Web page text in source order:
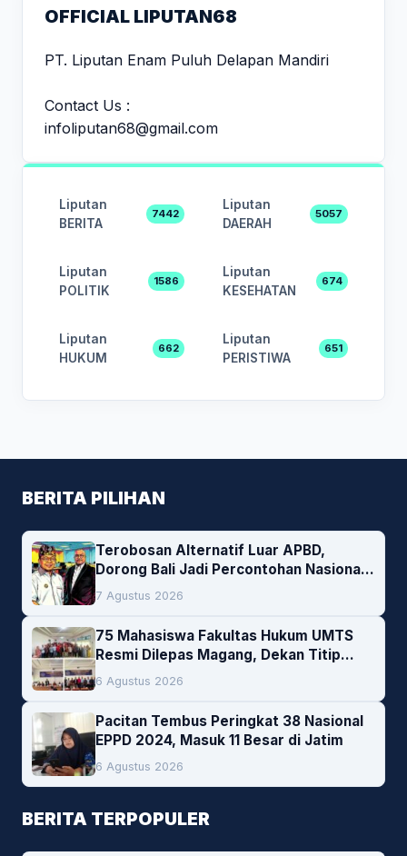
OFFICIAL LIPUTAN68
PT. Liputan Enam Puluh Delapan Mandiri
Contact Us :
infoliputan68@gmail.com
Liputan
BERITA
7442
Liputan
DAERAH
5057
Liputan
POLITIK
1586
Liputan
KESEHATAN
674
Liputan
HUKUM
662
Liputan
PERISTIWA
651
BERITA PILIHAN
Terobosan Alternatif Luar APBD,
Dorong Bali Jadi Percontohan Nasional
Pembiayaan Daerah
7 Agustus 2026
75 Mahasiswa Fakultas Hukum UMTS
Resmi Dilepas Magang, Dekan Titip
Empat Pesan Penting
6 Agustus 2026
Pacitan Tembus Peringkat 38 Nasional
EPPD 2024, Masuk 11 Besar di Jatim
6 Agustus 2026
BERITA TERPOPULER